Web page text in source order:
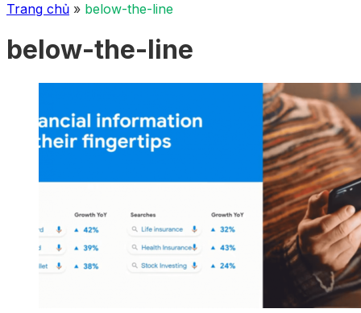
Trang chủ » below-the-line
below-the-line